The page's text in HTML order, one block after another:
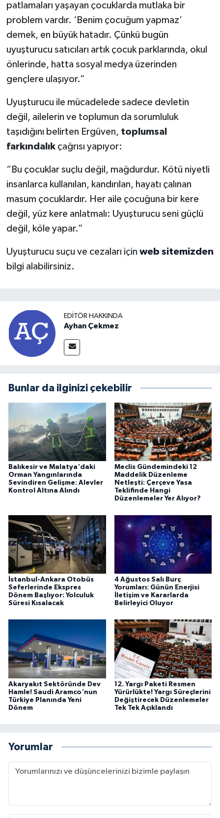
patlamaları yaşayan çocuklarda mutlaka bir
problem vardır. ‘Benim çocuğum yapmaz’
demek, en büyük hatadır. Çünkü bugün
uyuşturucu satıcıları artık çocuk parklarında, okul
önlerinde, hatta sosyal medya üzerinden
gençlere ulaşıyor.”
Uyuşturucu ile mücadelede sadece devletin
değil, ailelerin ve toplumun da sorumluluk
taşıdığını belirten Ergüven, toplumsal
farkındalıkçağrısı yapıyor:
“Bu çocuklar suçlu değil, mağdurdur. Kötü niyetli
insanlarca kullanılan, kandırılan, hayatı çalınan
masum çocuklardır. Her aile çocuğuna bir kere
değil, yüz kere anlatmalı: Uyuşturucu seni güçlü
değil, köle yapar.”
Uyuşturucu suçu ve cezaları için web sitemizden
bilgi alabilirsiniz.
EDITÖR HAKKINDA
Ayhan Çekmez
Bunlar da ilginizi çekebilir
Balıkesir ve Malatya'daki
Orman Yangınlarında
Sevindiren Gelişme: Alevler
Kontrol Altına Alındı
Meclis Gündemindeki 12
Maddelik Düzenleme
Netleşti: Çerçeve Yasa
Teklifinde Hangi
Düzenlemeler Yer Alıyor?
İstanbul-Ankara Otobüs
Seferlerinde Ekspres
Dönem Başlıyor: Yolculuk
Süresi Kısalacak
4 Ağustos Salı Burç
Yorumları: Günün Enerjisi
İletişim ve Kararlarda
Belirleyici Oluyor
Akaryakıt Sektöründe Dev
Hamle! Saudi Aramco'nun
Türkiye Planında Yeni
Dönem
12. Yargı Paketi Resmen
Yürürlükte! Yargı Süreçlerini
Değiştirecek Düzenlemeler
Tek Tek Açıklandı
Yorumlar